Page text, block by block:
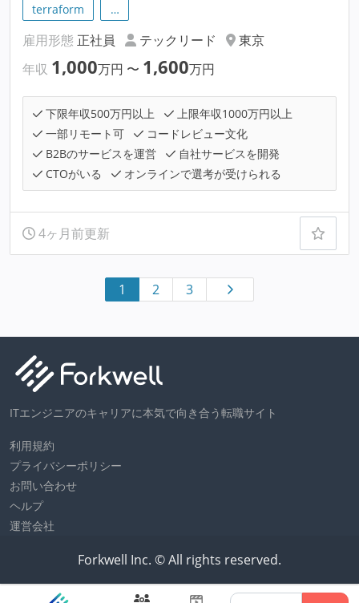
terraform
…
雇用形態 正社員 テックリード
東京
年収 1,000万円 〜 1,600万円
下限年収500万円以上
上限年収1000万円以上
一部リモート可
コードレビュー文化
B2Bのサービスを運営
自社サービスを開発
CTOがいる
オンラインで選考が受けられる
4ヶ月前更新
1 2 3
ITエンジニアのキャリアに本気で向き合う転職サイト
利用規約
プライバシーポリシー
お問い合わせ
ヘルプ
運営会社
Forkwell Inc. © All rights reserved.